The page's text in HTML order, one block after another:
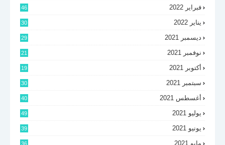
فبراير 2022 46
يناير 2022 30
ديسمبر 2021 29
نوفمبر 2021 21
أكتوبر 2021 19
سبتمبر 2021 30
أغسطس 2021 40
يوليو 2021 49
يونيو 2021 39
مايو 2021 36